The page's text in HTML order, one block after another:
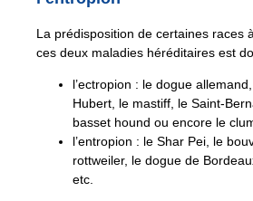
La prédisposition de certaines races
ces deux maladies héréditaires est
l’ectropion : le dogue
Hubert, le mastiff, le Saint-
basset hound ou encore le
l’entropion : le Shar Pei, le
rottweiler, le dogue de
etc.